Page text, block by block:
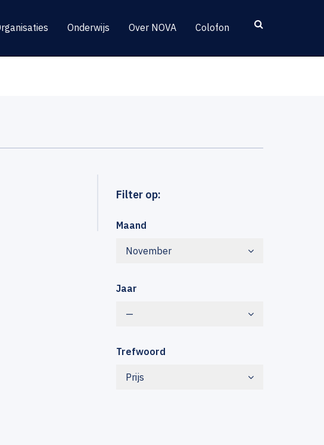
Onderwijs Over NOVA Colofon
Filter op:
Maand
November
Jaar
—
Trefwoord
Prijs